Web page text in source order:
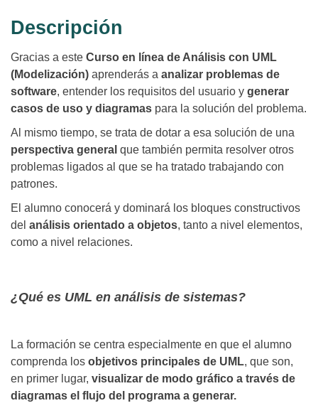
Descripción
Gracias a este Curso en línea de Análisis con UML
(Modelización) aprenderás a analizar problemas de
software, entender los requisitos del usuario y generar
casos de uso y diagramas para la solución del problema.
Al mismo tiempo, se trata de dotar a esa solución de una
perspectiva general que también permita resolver otros
problemas ligados al que se ha tratado trabajando con
patrones.
El alumno conocerá y dominará los bloques constructivos
del análisis orientado a objetos, tanto a nivel elementos,
como a nivel relaciones.
¿Qué es UML en análisis de sistemas?
La formación se centra especialmente en que el alumno
comprenda los objetivos principales de UML, que son,
en primer lugar, visualizar de modo gráfico a través de
diagramas el flujo del programa a generar.